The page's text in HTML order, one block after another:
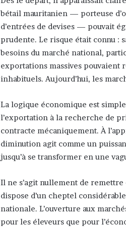
bétail mauritanien — porteuse
d’entrées de devises — pouvait
prudente. Le risque était connu :
besoins du marché national,
exportations massives pouvaient
inhabituels. Aujourd’hui, les
La logique économique est
l’exportation à la recherche de
contracte mécaniquement. À
diminution agit comme un
jusqu’à se transformer en une
Il ne s’agit nullement de
dispose d’un cheptel
nationale. L’ouverture aux
pour les éleveurs que pour